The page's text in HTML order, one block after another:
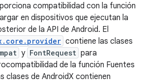
compatibilidad con la función
en dispositivos que ejecutan la
de la API de Android. El
contiene las clases
y FontRequest para
de la función Fuentes
clases de AndroidX contienen